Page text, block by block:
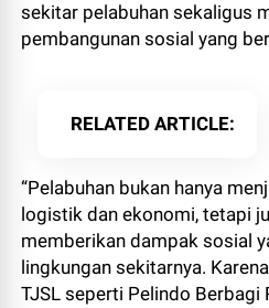
sekitar pelabuhan sekaligus
pembangunan sosial yang
RELATED ARTICLE
“Pelabuhan bukan hanya
logistik dan ekonomi, tetapi
memberikan dampak sosial
lingkungan sekitarnya.
TJSL seperti Pelindo Berbagi